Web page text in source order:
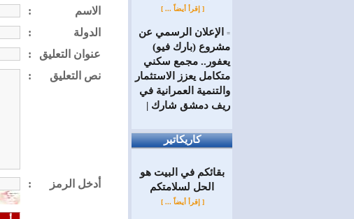
:
الاسم
:
الدولة
:
عنوان التعليق
:
نص التعليق
: أدخل الرمز
[ إقرأ أيضاً ... ]
=
الإعلان الرسمي عن
مشروع (بارك فيو)
يعفور.. مجمع سكني
متكامل يعزز الاستثمار
والتنمية العمرانية في
ريف دمشق شارك |
كاريكاتير
بقائكم في البيت هو
الحل لسلامتكم
[ إقرأ أيضاً ... ]